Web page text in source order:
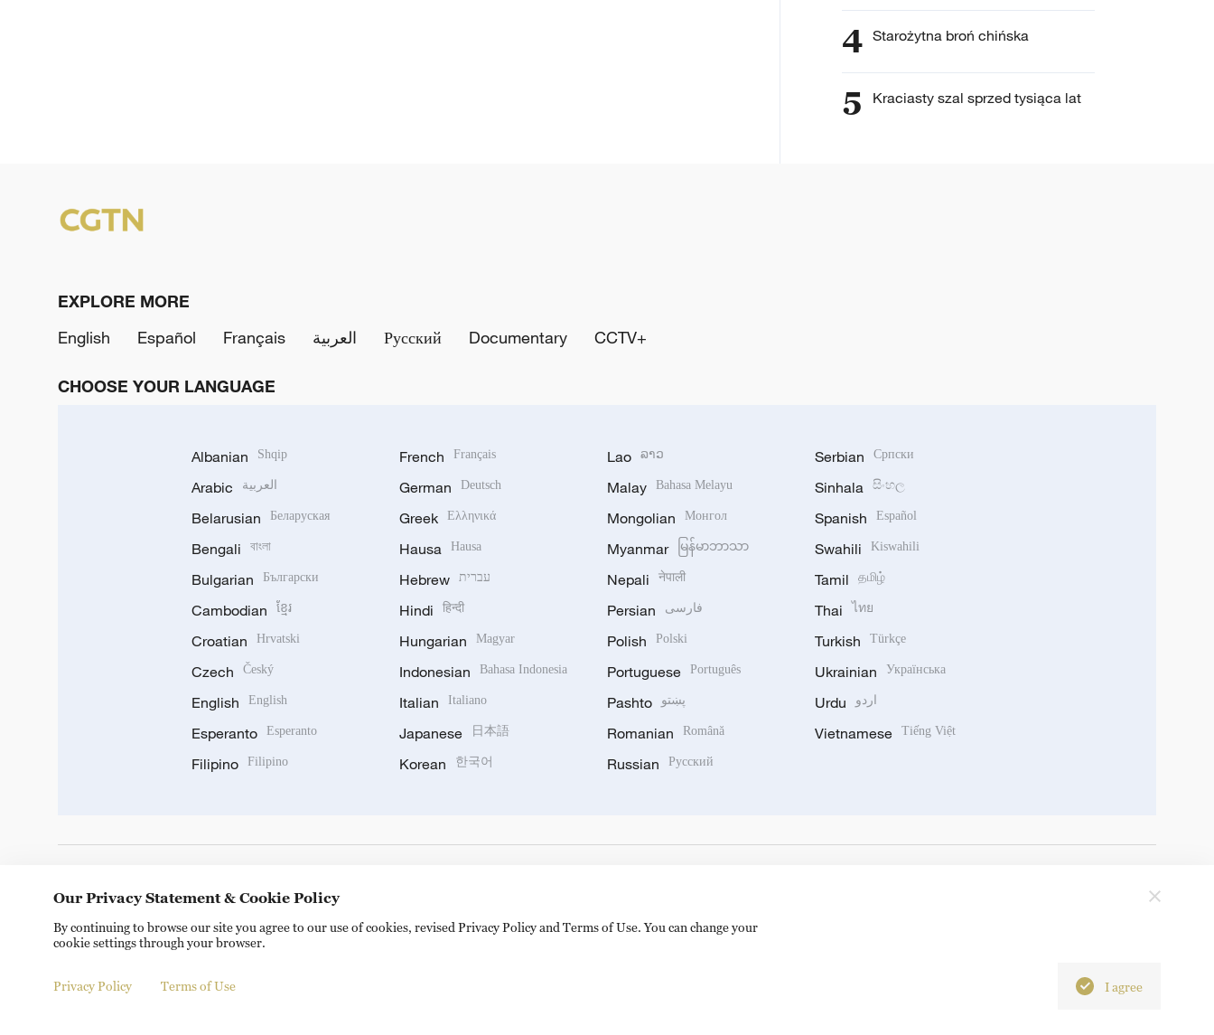
4 Starożytna broń chińska
5 Kraciasty szal sprzed tysiąca lat
EXPLORE MORE
English
Español Français العربية Русский Documentary CCTV+
CHOOSE YOUR LANGUAGE
Albanian Shqip
Arabic العربية
Belarusian Беларуская
Bengali বাংলা
Bulgarian Български
Cambodian ខ្មែរ
Croatian Hrvatski
Czech Český
English English
Esperanto Esperanto
Filipino Filipino
French Français
German Deutsch
Greek Ελληνικά
Hausa Hausa
Hebrew עברית
Hindi हिन्दी
Hungarian Magyar
Indonesian Bahasa Indonesia
Italian Italiano
Japanese 日本語
Korean 한국어
Lao ລາວ
Malay Bahasa Melayu
Mongolian Монгол
Myanmar မြန်မာဘာသာ
Nepali नेपाली
Persian فارسی
Polish Polski
Portuguese Português
Pashto پښتو
Romanian Română
Russian Русский
Serbian Српски
Sinhala සිංහල
Spanish Español
Swahili Kiswahili
Tamil தமிழ்
Thai ไทย
Turkish Türkçe
Ukrainian Українська
Urdu اردو
Vietnamese Tiếng Việt
Copyright © 2024 CGTN. 京ICP备20000184号
Our Privacy Statement & Cookie Policy
By continuing to browse our site you agree to our use of cookies, revised Privacy Policy and Terms of Use. You can change your
cookie settings through your browser.
Privacy Policy Terms of Use I agree